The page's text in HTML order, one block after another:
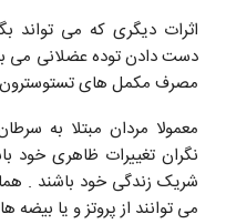
اثرات دیگری که می تواند
دست دادن توده عضلانی می
مصرف مکمل های تستوسترون
معمولا مردان مبتلا به
نگران تغییرات ظاهری
شریک زندگی خود باشند .
می توانند از پروتز و یا